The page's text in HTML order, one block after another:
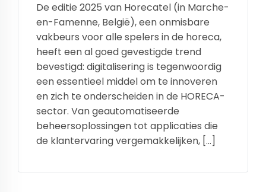
De editie 2025 van Horecatel (in Marche-
en-Famenne, België), een onmisbare
vakbeurs voor alle spelers in de horeca,
heeft een al goed gevestigde trend
bevestigd: digitalisering is tegenwoordig
een essentieel middel om te innoveren
en zich te onderscheiden in de HORECA-
sector. Van geautomatiseerde
beheersoplossingen tot applicaties die
de klantervaring vergemakkelijken, […]